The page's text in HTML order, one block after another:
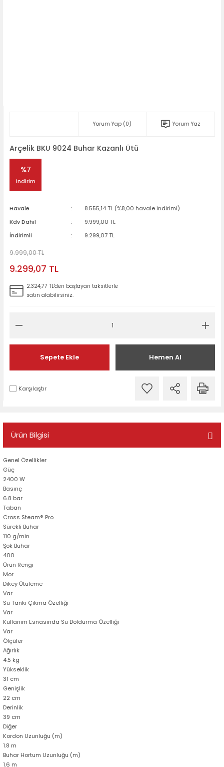
Yorum Yap (0) Yorum Yaz
Arçelik BKU 9024 Buhar Kazanlı Ütü
%7
indirim
Havale
8.555,14 TL (%8,00 havale indirimi)
Kdv Dahil
9.999,00 TL
İndirimli
9.299,07 TL
9.999,00 TL
9.299,07 TL
2.324,77 TL'den başlayan taksitlerle
satın alabilirsiniz.
Sepete Ekle Hemen Al
Karşılaştır
Ürün Bilgisi
Genel Özellikler
Güç
2400 W
Basınç
6.8 bar
Taban
Cross Steam® Pro
Sürekli Buhar
110 g/min
Şok Buhar
400
Ürün Rengi
Mor
Dikey Ütüleme
Var
Su Tankı Çıkma Özelliği
Var
Kullanım Esnasında Su Doldurma Özelliği
Var
Ölçüler
Ağırlık
4.5 kg
Yükseklik
31 cm
Genişlik
22 cm
Derinlik
39 cm
Diğer
Kordon Uzunluğu (m)
1.8 m
Buhar Hortum Uzunluğu (m)
1.6 m